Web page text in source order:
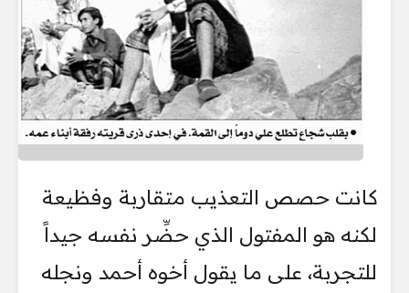
كانت حصص التعذيب متقاربة وفظيعة
لكنه هو المفتول الذي حضِّر نفسه جيداً
للتجربة، على ما يقول أخوه أحمد ونجله